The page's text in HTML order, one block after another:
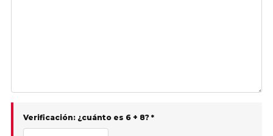
Verificación: ¿cuánto es 6 + 8? *